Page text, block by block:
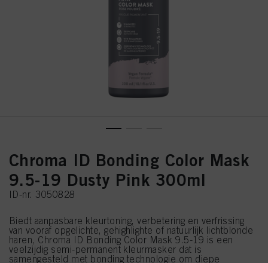
Chroma ID Bonding Color Mask
9.5-19 Dusty Pink 300ml
ID-nr. 3050828
Biedt aanpasbare kleurtoning, verbetering en verfrissing
van vooraf opgelichte, gehighlighte of natuurlijk lichtblonde
haren, Chroma ID Bonding Color Mask 9.5-19 is een
veelzijdig semi-permanent kleurmasker dat is
samengesteld met bonding technologie om diepe